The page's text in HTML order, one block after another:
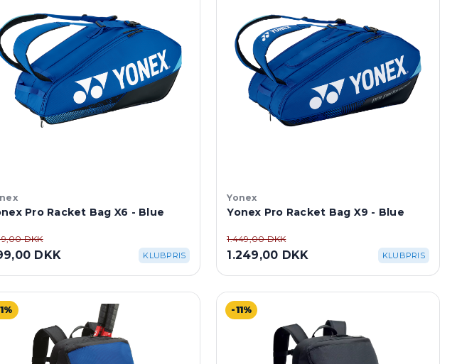
Pro Racket Bag X6 - Blue
DKK
DKK KLUBPRIS
Yonex
Yonex Pro Racket Bag X9 - Blue
1.449,00 DKK
1.249,00 DKK KLUBPRIS
-11%